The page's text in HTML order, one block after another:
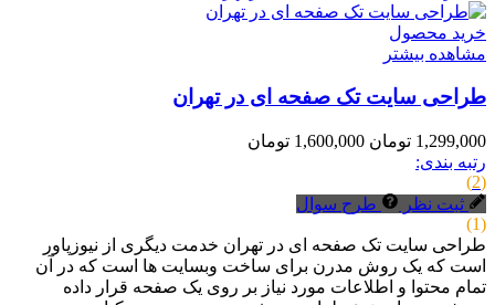
خرید محصول
مشاهده بیشتر
طراحی سایت تک صفحه ای در تهران
1,299,000 تومان
1,600,000 تومان
رتبه بندی:
(2)
ثبت نظر
طرح سوال
(1)
طراحی سایت تک صفحه ای در تهران خدمت دیگری از نیوزپاور
است که یک روش مدرن برای ساخت وبسایت ها است که در آن
تمام محتوا و اطلاعات مورد نیاز بر روی یک صفحه قرار داده